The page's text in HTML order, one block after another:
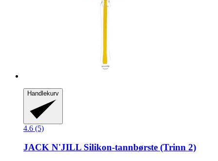
Handlekurv
4.6 (5)
JACK N'JILL Silikon-​tannbørste (Trinn 2)